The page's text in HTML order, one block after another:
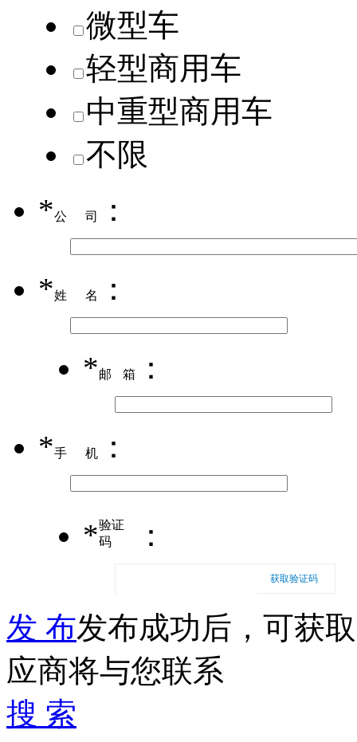
微型车
轻型商用车
中重型商用车
不限
*公司 ：
*姓名 ：
*邮箱 ：
*手机 ：
*验证
码
：
获取验证码
发 布发布成功后，可获
应商将与您联系
搜 索